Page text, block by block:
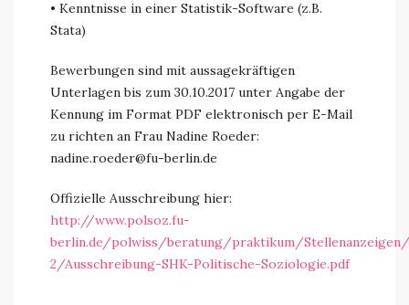
• Kenntnisse in einer Statistik-Software (z.B.
Stata)
Bewerbungen sind mit aussagekräftigen
Unterlagen bis zum 30.10.2017 unter Angabe der
Kennung im Format PDF elektronisch per E-Mail
zu richten an Frau Nadine Roeder:
nadine.roeder@fu-berlin.de
Offizielle Ausschreibung hier:
http://www.polsoz.fu-
berlin.de/polwiss/beratung/praktikum/
2/Ausschreibung-SHK-Politische-Soziologie.pdf